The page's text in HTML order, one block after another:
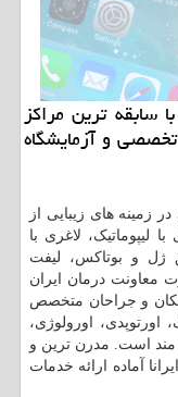
سابقه ترین مراكز
و آزمایشگاه
زمینه های زیبایی از
لیپوماتیک، لاغری با
ژل و بوتاکس، لیفت
معاونت درمان ایران
و جراحان متخصص
اورولوژی،
است. مدرن ترین و
آماده ارائه خدمات